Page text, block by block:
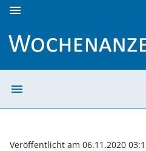
menu
menu
Veröffentlicht am 06.11.2020